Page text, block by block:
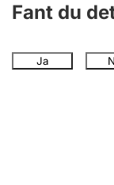
Fant du
Ja